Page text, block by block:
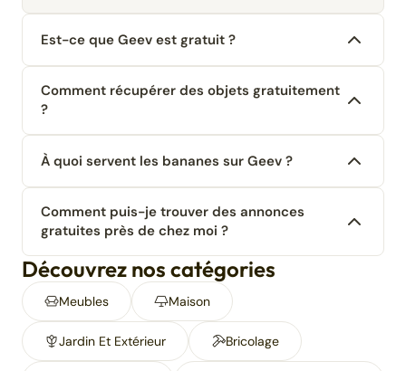
Est-ce que Geev est gratuit ?
Comment récupérer des objets gratuitement
?
À quoi servent les bananes sur Geev ?
Comment puis-je trouver des annonces
gratuites près de chez moi ?
Découvrez nos catégories
Meubles Maison
Jardin Et Extérieur Bricolage